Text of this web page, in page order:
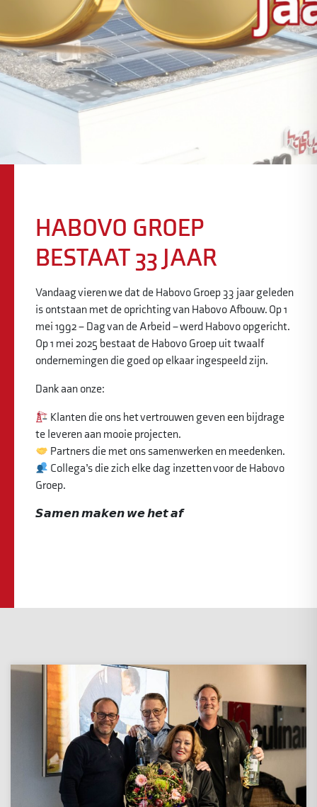
HABOVO GROEP
BESTAAT 33 JAAR
Vandaag vieren we dat de Habovo Groep 33 jaar geleden
is ontstaan met de oprichting van Habovo Afbouw. Op 1
mei 1992 – Dag van de Arbeid – werd Habovo opgericht.
Op 1 mei 2025 bestaat de Habovo Groep uit twaalf
ondernemingen die goed op elkaar ingespeeld zijn.
Dank aan onze:
Klanten die ons het vertrouwen geven een bijdrage
te leveren aan mooie projecten.
Partners die met ons samenwerken en meedenken.
Collega’s die zich elke dag inzetten voor de Habovo
Groep.
𝙎𝙖𝙢𝙚𝙣 𝙢𝙖𝙠𝙚𝙣 𝙬𝙚 𝙝𝙚𝙩 𝙖𝙛